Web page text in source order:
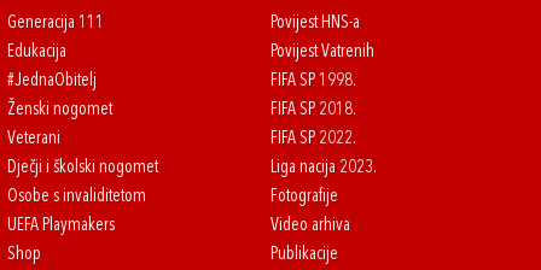
Generacija 111
Edukacija
#JednaObitelj
Ženski nogomet
Veterani
Dječji i školski nogomet
Osobe s invaliditetom
UEFA Playmakers
Shop
Povijest HNS-a
Povijest Vatrenih
FIFA SP 1998.
FIFA SP 2018.
FIFA SP 2022.
Liga nacija 2023.
Fotografije
Video arhiva
Publikacije